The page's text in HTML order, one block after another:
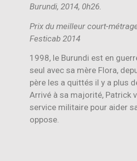
Burundi, 2014, 0h26.
Prix du meilleur court-
Festicab 2014
1998, le Burundi est en
seul avec sa mère Flora,
père les a quittés il y a plus
Arrivé à sa majorité, Patrick
service militaire pour aider
oppose.